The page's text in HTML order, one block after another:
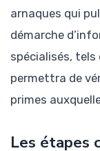
arnaques qui
démarche
spécialisés, tels
permettra de
primes
Les étapes